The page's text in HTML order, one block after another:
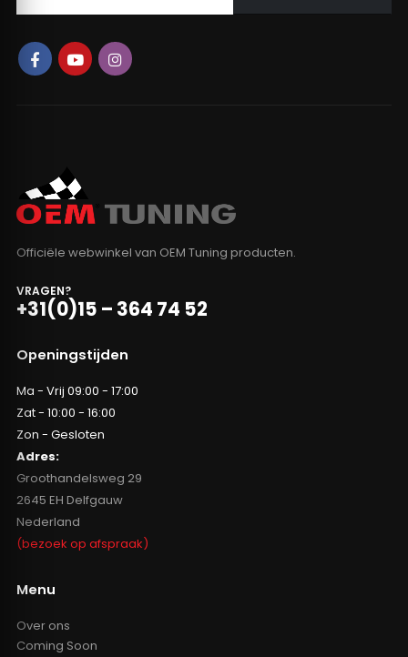
Officiële webwinkel van OEM Tuning producten.
VRAGEN?
+31(0)15 – 364 74 52
Openingstijden
Ma - Vrij 09:00 - 17:00
Zat - 10:00 - 16:00
Zon - Gesloten
Adres:
Groothandelsweg 29
2645 EH Delfgauw
Nederland
(bezoek op afspraak)
Menu
Over ons
Coming Soon